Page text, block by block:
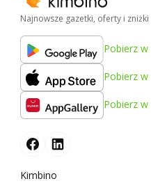
Najnowsze gazetki, oferty i zniżki
Pobierz w
Pobierz w
Pobierz w
Kimbino